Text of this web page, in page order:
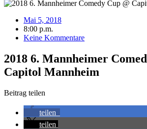
Mai 5, 2018
8:00 p.m.
Keine Kommentare
2018 6. Mannheimer
Capitol Mannheim
Beitrag teilen
teilen
teilen